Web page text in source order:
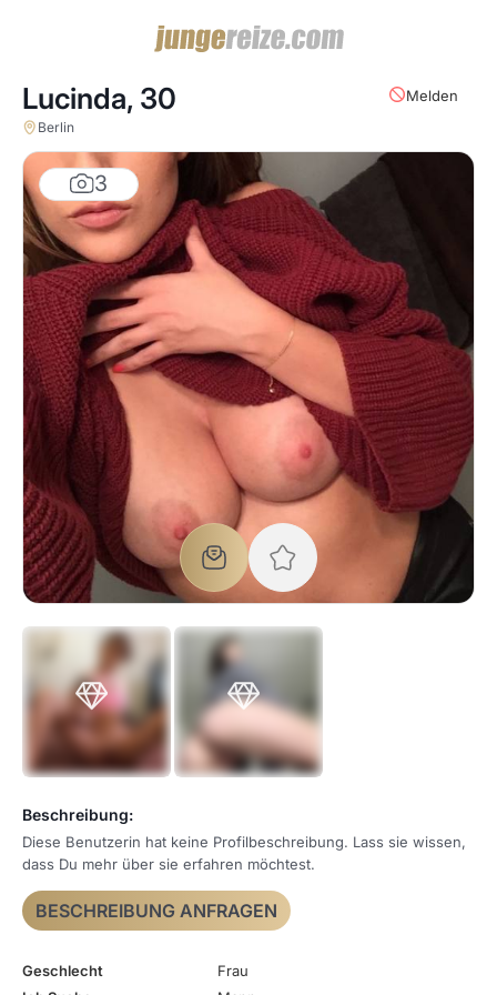
3
Melden
Lucinda, 30
Berlin
Beschreibung:
Diese Benutzerin hat keine Profilbeschreibung. Lass sie wissen,
dass Du mehr über sie erfahren möchtest.
BESCHREIBUNG ANFRAGEN
Geschlecht
Frau